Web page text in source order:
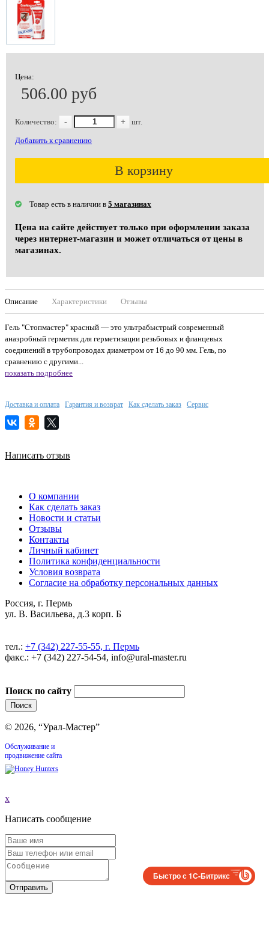
Цена:
506.00 руб
Количество: - + шт.
Добавить к сравнению
В корзину
Товар есть в наличии в 5 магазинах
Цена на сайте действует только при оформлении заказа
через интернет-магазин и может отличаться от цены в
магазинах.
Описание Характеристики Отзывы
Гель "Стопмастер" красный — это ультрабыстрый современный
анаэробный герметик для герметизации резьбовых и фланцевых
соединений в трубопроводах диаметром от 16 до 90 мм. Гель, по
сравнению с другими...
показать подробнее
Доставка и оплата Гарантия и возврат Как сделать заказ Сервис
Написать отзыв
О компании
Как сделать заказ
Новости и статьи
Отзывы
Контакты
Личный кабинет
Политика конфиденциальности
Условия возврата
Согласие на обработку персональных данных
Россия, г. Пермь
ул. В. Васильева, д.3 корп. Б
тел.: +7 (342) 227-55-55, г. Пермь
факс.: +7 (342) 227-54-54, info@ural-master.ru
Поиск по сайту
© 2026, “Урал-Мастер”
Обслуживание и
продвижение сайта
x
Написать сообщение
Отправить
Быстро с 1С-Битрикс